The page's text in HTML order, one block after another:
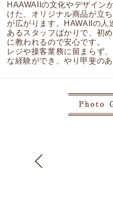
HAAWAIIの文化やデザイン
けた、オリジナル商品が立
が広がります。HAWAIIの人
あるスタッフばかりで、初
に教われるので安心です。
レジや接客業務に留まらず
な経験ができ、やり甲斐のあ